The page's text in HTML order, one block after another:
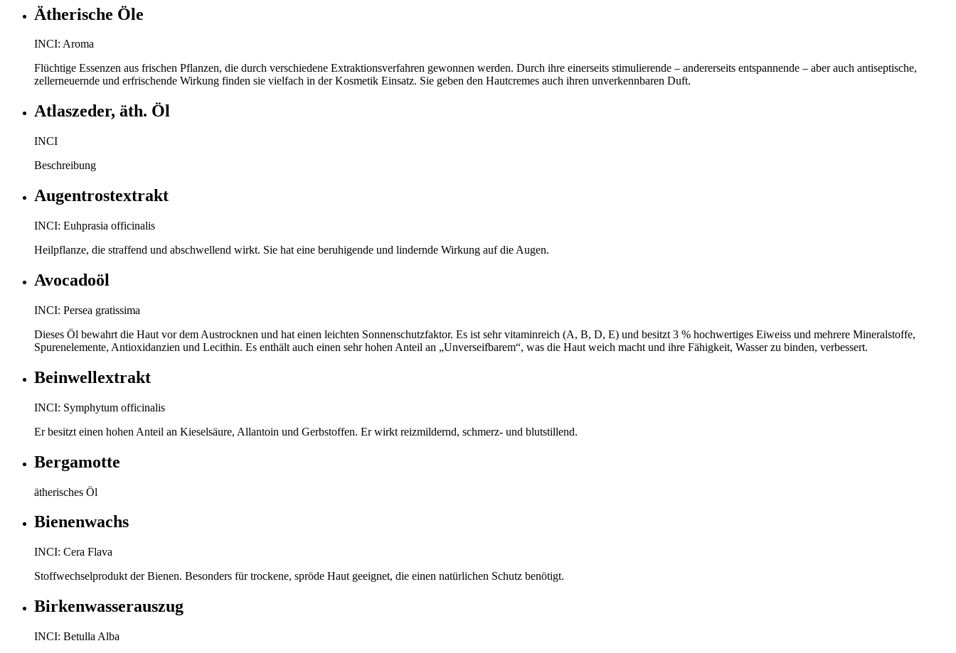
Ätherische Öle
INCI: Aroma
Flüchtige Essenzen aus frischen Pflanzen, die durch verschiedene Extraktionsverfahren gewonnen werden. Durch ihre einerseits stimulierende – andererseits entspannende – aber auch antiseptische,
zellerneuernde und erfrischende Wirkung finden sie vielfach in der Kosmetik Einsatz. Sie geben den Hautcremes auch ihren unverkennbaren Duft.
Atlaszeder, äth. Öl
INCI
Beschreibung
Augentrostextrakt
INCI: Euhprasia officinalis
Heilpflanze, die straffend und abschwellend wirkt. Sie hat eine beruhigende und lindernde Wirkung auf die Augen.
Avocadoöl
INCI: Persea gratissima
Dieses Öl bewahrt die Haut vor dem Austrocknen und hat einen leichten Sonnenschutzfaktor. Es ist sehr vitaminreich (A, B, D, E) und besitzt 3 % hochwertiges Eiweiss und mehrere Mineralstoffe,
Spurenelemente, Antioxidanzien und Lecithin. Es enthält auch einen sehr hohen Anteil an „Unverseifbarem“, was die Haut weich macht und ihre Fähigkeit, Wasser zu binden, verbessert.
Beinwellextrakt
INCI: Symphytum officinalis
Er besitzt einen hohen Anteil an Kieselsäure, Allantoin und Gerbstoffen. Er wirkt reizmildernd, schmerz- und blutstillend.
Bergamotte
ätherisches Öl
Bienenwachs
INCI: Cera Flava
Stoffwechselprodukt der Bienen. Besonders für trockene, spröde Haut geeignet, die einen natürlichen Schutz benötigt.
Birkenwasserauszug
INCI: Betulla Alba